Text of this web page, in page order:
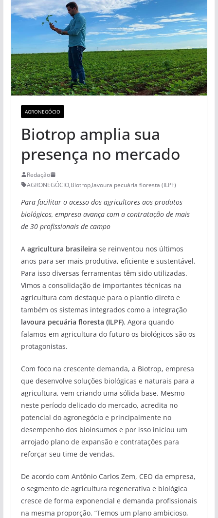
AGRONEGÓCIO
Biotrop amplia sua
presença no mercado
Redação
AGRONEGÓCIO,Biotrop,lavoura pecuária floresta (ILPF)
Para facilitar o acesso dos agricultores aos produtos
biológicos, empresa avança com a contratação de mais
de 30 profissionais de campo
A agricultura brasileira se reinventou nos últimos
anos para ser mais produtiva, eficiente e sustentável.
Para isso diversas ferramentas têm sido utilizadas.
Vimos a consolidação de importantes técnicas na
agricultura com destaque para o plantio direto e
também os sistemas integrados como a integração
lavoura pecuária floresta (ILPF). Agora quando
falamos em agricultura do futuro os biológicos são os
protagonistas.
Com foco na crescente demanda, a Biotrop, empresa
que desenvolve soluções biológicas e naturais para a
agricultura, vem criando uma sólida base. Mesmo
neste período delicado do mercado, acredita no
potencial do agronegócio e principalmente no
desempenho dos bioinsumos e por isso iniciou um
arrojado plano de expansão e contratações para
reforçar seu time de vendas.
De acordo com Antônio Carlos Zem, CEO da empresa,
o segmento de agricultura regenerativa e biológica
cresce de forma exponencial e demanda profissionais
na mesma proporção. “Temos um plano ambicioso,